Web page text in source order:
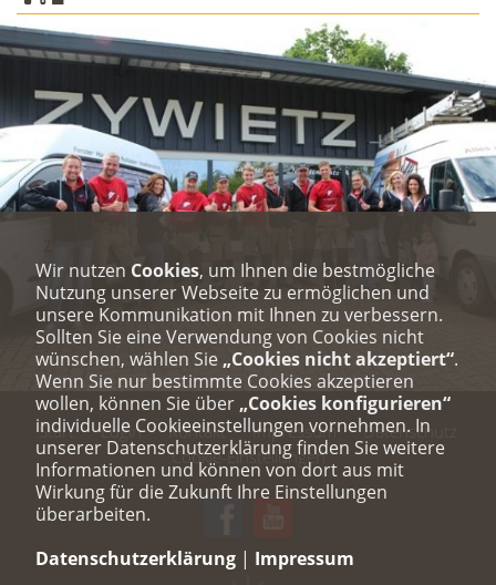
Start Login Kontakt Impressum
Datenschutz
Cookie-Einstellungen
Wir nutzen Cookies, um Ihnen die bestmögliche
Nutzung unserer Webseite zu ermöglichen und
unsere Kommunikation mit Ihnen zu verbessern.
Sollten Sie eine Verwendung von Cookies nicht
wünschen, wählen Sie „Cookies nicht akzeptiert“.
Wenn Sie nur bestimmte Cookies akzeptieren
wollen, können Sie über „Cookies konfigurieren“
individuelle Cookieeinstellungen vornehmen. In
unserer Datenschutzerklärung finden Sie weitere
Informationen und können von dort aus mit
Wirkung für die Zukunft Ihre Einstellungen
überarbeiten.
Datenschutzerklärung | Impressum